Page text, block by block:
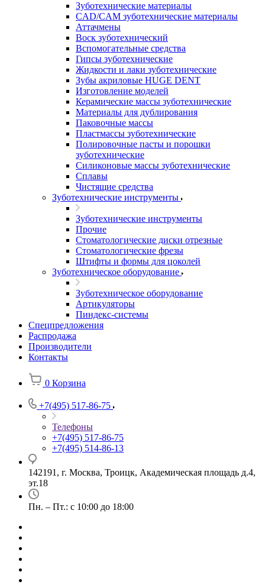
Зуботехнические материалы
CAD/CAM зуботехнические материалы
Аттачмены
Воск зуботехнический
Вспомогательные средства
Гипсы зуботехнические
Жидкости и лаки зуботехнические
Зубы акриловые HUGE DENT
Изготовление моделей
Керамические массы зуботехнические
Материалы для дублирования
Паковочные массы
Пластмассы зуботехнические
Полировочные пасты и порошки
зуботехнические
Силиконовые массы зуботехнические
Сплавы
Чистящие средства
Зуботехнические инструменты
Зуботехнические инструменты
Прочие
Стоматологические диски отрезные
Стоматологические фрезы
Штифты и формы для цоколей
Зуботехническое оборудование
Зуботехническое оборудование
Артикуляторы
Пиндекс-системы
Спецпредложения
Распродажа
Производители
Контакты
0 Корзина
+7(495) 517-86-75
Телефоны
+7(495) 517-86-75
+7(495) 514-86-13
142191, г. Москва, Троицк, Академическая площадь д.4,
эт.18
Пн. – Пт.: с 10:00 до 18:00